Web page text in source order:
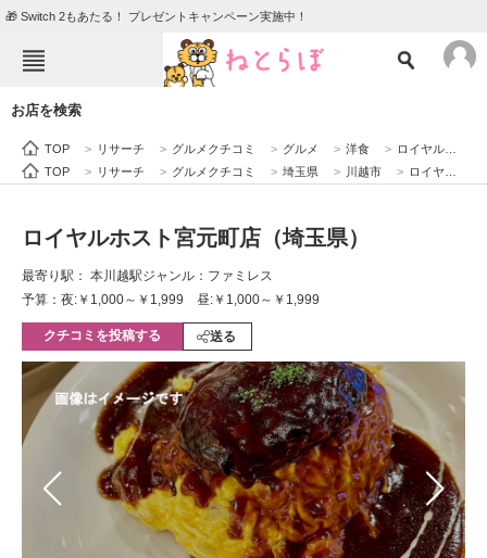
🎁 Switch 2もあたる！ プレゼントキャンペーン実施中！
エンタメ クイズ
教育・育児
動物 リサーチ
会員記事
メディア
注目記事を集めた総合ページ
ITの今と未来を見通す
スマホと通信の最新トレンド
お店を検索
TOP > リサーチ > グルメクチコミ > グルメ > 洋食 > ロイヤルホスト宮元町店（埼玉県）
TOP
> リサーチ > グルメクチコミ > 埼玉県 > 川越市 > ロイヤルホスト宮元町店（埼玉県）
ロイヤルホスト宮元町店（埼玉県）
最寄り駅： 本川越駅ジャンル：ファミレス
予算：夜:￥1,000～￥1,999 昼:￥1,000～￥1,999
クチコミを投稿する 送る